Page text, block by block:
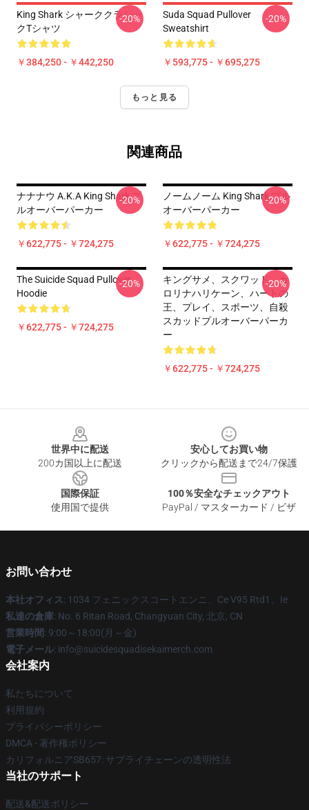
King Shark シャーククラシッ
クTシャツ
￥384,250 - ￥442,250
-20%
Suda Squad Pullover
Sweatshirt
￥593,775 - ￥695,275
-20%
もっと見る
関連商品
ナナナウ A.K.A King Shark プ
ルオーバーパーカー
￥622,775 - ￥724,275
-20%
ノームノーム King Shark プル
オーバーパーカー
￥622,775 - ￥724,275
-20%
The Suicide Squad Pullover
Hoodie
￥622,775 - ￥724,275
-20%
キングサメ、スクワッド、カ
ロリナハリケーン、ハートの
王、プレイ、スポーツ、自殺
スカッドプルオーバーパーカ
ー
￥622,775 - ￥724,275
-20%
世界中に配送
200カ国以上に配送
安心してお買い物
クリックから配送まで24/7保護
国際保証
使用国で提供
100％安全なチェックアウト
PayPal / マスターカード / ビザ
お問い合わせ
本社オフィス: 1034 フェニックスコートエンニ、Ce V95 Rtd1、Ie
私達の倉庫: No. 6 Ritan Road, Changyuan City, 北京, CN
営業時間: 9:00～18:00(月～金)
電子メール: info@suicidesquadisekaimerch.com
会社案内
私たちについて
利用規約
プライバシーポリシー
DMCA - 著作権ポリシー
カリフォルニアSB657: サプライチェーンの透明性法
当社のサポート
配送&配送ポリシー